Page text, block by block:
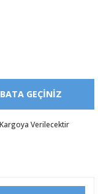
GEÇINIZ
Verilecektir